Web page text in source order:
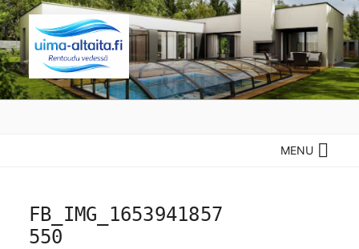
Siirry
sisältöön
UIMA-ALTAITA.FI –
Parhaat uima-altaat edullisesti
MENU
FB_IMG_1653941857
550